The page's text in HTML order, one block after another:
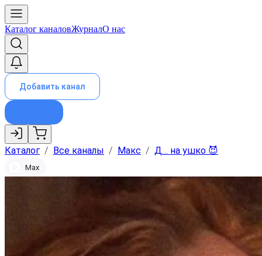
Каталог каналовЖурналО нас
Добавить канал
Каталог / Все каналы / Макс / Д… на ушко 😈
Max